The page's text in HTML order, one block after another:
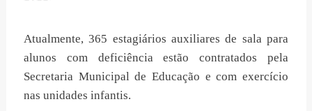
Atualmente, 365 estagiários auxiliares de sala para
alunos com deficiência estão contratados pela
Secretaria Municipal de Educação e com exercício
nas unidades infantis.